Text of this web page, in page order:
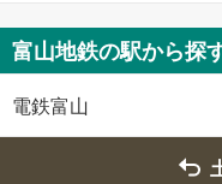
富山地鉄の駅から探
電鉄富山